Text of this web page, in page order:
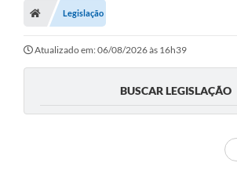
Legislação
Atualizado em: 06/08/2026 às 16h39
BUSCAR LEGISLAÇÃO